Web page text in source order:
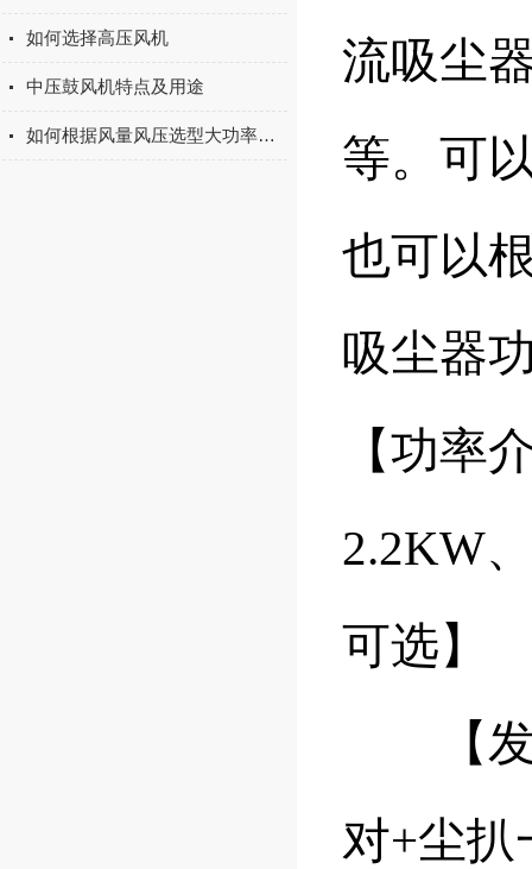
如何选择高压风机
中压鼓风机特点及用途
如何根据风量风压选型大功率高压鼓风机
流吸尘
等。可
也可以
吸尘器
【功率
2.2KW
可选】
【发
对+尘扒